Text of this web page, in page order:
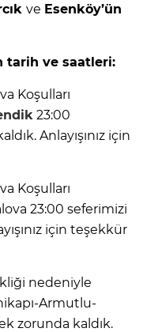
ve Esenköy’ün
tarih ve saatleri:
Koşulları
23:00
Anlayışınız için
Koşulları
23:00 seferimizi
için teşekkür
nedeniyle
Armutlu-
zorunda kaldık.